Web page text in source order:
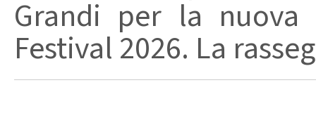
Grandi per la
Festival 2026. La